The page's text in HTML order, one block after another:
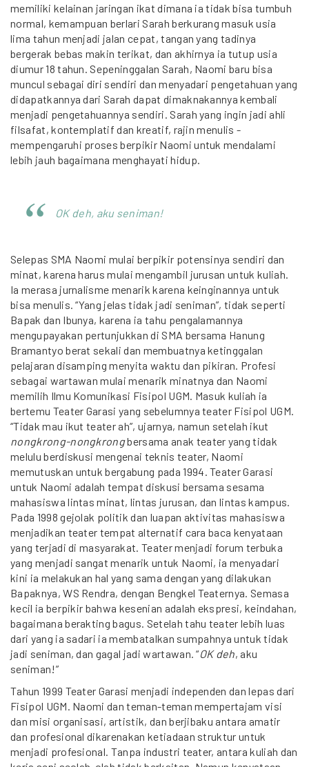
memiliki kelainan jaringan ikat dimana ia tidak bisa tumbuh
normal, kemampuan berlari Sarah berkurang masuk usia
lima tahun menjadi jalan cepat, tangan yang tadinya
bergerak bebas makin terikat, dan akhirnya ia tutup usia
diumur 18 tahun. Sepeninggalan Sarah, Naomi baru bisa
muncul sebagai diri sendiri dan menyadari pengetahuan yang
didapatkannya dari Sarah dapat dimaknakannya kembali
menjadi pengetahuannya sendiri. Sarah yang ingin jadi ahli
filsafat, kontemplatif dan kreatif, rajin menulis -
mempengaruhi proses berpikir Naomi untuk mendalami
lebih jauh bagaimana menghayati hidup.
OK deh, aku seniman!
Selepas SMA Naomi mulai berpikir potensinya sendiri dan
minat, karena harus mulai mengambil jurusan untuk kuliah.
Ia merasa jurnalisme menarik karena keinginannya untuk
bisa menulis. “Yang jelas tidak jadi seniman”, tidak seperti
Bapak dan Ibunya, karena ia tahu pengalamannya
mengupayakan pertunjukkan di SMA bersama Hanung
Bramantyo berat sekali dan membuatnya ketinggalan
pelajaran disamping menyita waktu dan pikiran. Profesi
sebagai wartawan mulai menarik minatnya dan Naomi
memilih Ilmu Komunikasi Fisipol UGM. Masuk kuliah ia
bertemu Teater Garasi yang sebelumnya teater Fisipol UGM.
“Tidak mau ikut teater ah”, ujarnya, namun setelah ikut
nongkrong-nongkrongbersama anak teater yang tidak
melulu berdiskusi mengenai teknis teater, Naomi
memutuskan untuk bergabung pada 1994. Teater Garasi
untuk Naomi adalah tempat diskusi bersama sesama
mahasiswa lintas minat, lintas jurusan, dan lintas kampus.
Pada 1998 gejolak politik dan luapan aktivitas mahasiswa
menjadikan teater tempat alternatif cara baca kenyataan
yang terjadi di masyarakat. Teater menjadi forum terbuka
yang menjadi sangat menarik untuk Naomi, ia menyadari
kini ia melakukan hal yang sama dengan yang dilakukan
Bapaknya, WS Rendra, dengan Bengkel Teaternya. Semasa
kecil ia berpikir bahwa kesenian adalah ekspresi, keindahan,
bagaimana berakting bagus. Setelah tahu teater lebih luas
dari yang ia sadari ia membatalkan sumpahnya untuk tidak
jadi seniman, dan gagal jadi wartawan. “OK deh, aku
seniman!”
Tahun 1999 Teater Garasi menjadi independen dan lepas dari
Fisipol UGM. Naomi dan teman-teman mempertajam visi
dan misi organisasi, artistik, dan berjibaku antara amatir
dan profesional dikarenakan ketiadaan struktur untuk
menjadi profesional. Tanpa industri teater, antara kuliah dan